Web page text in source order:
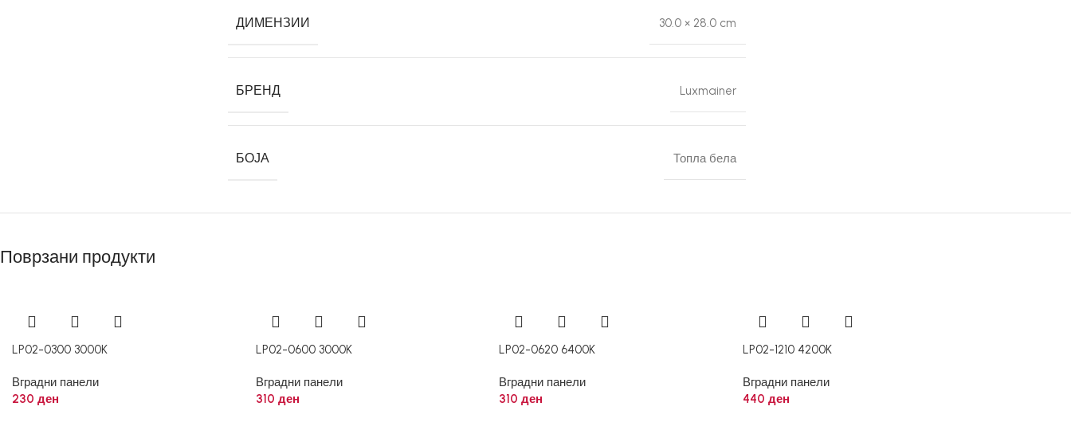
ДИМЕНЗИИ 30.0 × 28.0 cm
БРЕНД Luxmainer
БОЈА Топла бела
Поврзани продукти
LP02-0300 3000K
Вградни панели
230 ден
LP02-0600 3000K
Вградни панели
310 ден
LP02-0620 6400K
Вградни панели
310 ден
LP02-1210 4200K
Вградни панели
440 ден